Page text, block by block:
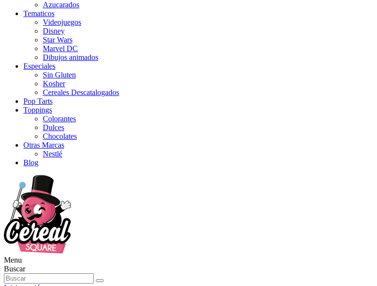
Azucarados
Tematicos
Videojuegos
Disney
Star Wars
Marvel DC
Dibujos animados
Especiales
Sin Gluten
Kosher
Cereales Descatalogados
Pop Tarts
Toppings
Colorantes
Dulces
Chocolates
Otras Marcas
Nestlé
Blog
Menu
Buscar